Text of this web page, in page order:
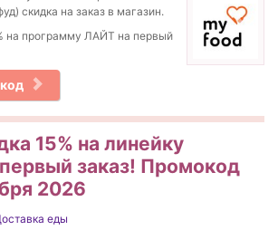
скидка на заказ в магазин.
на программу ЛАЙТ на первый
15% на линейку
заказ! Промокод
2026
еды